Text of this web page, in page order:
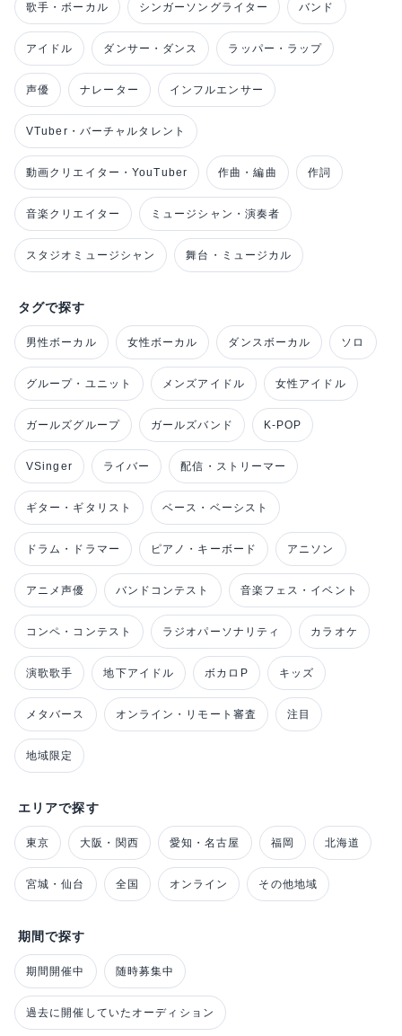
歌手・ボーカル シンガーソングライター バンド
アイドル ダンサー・ダンス ラッパー・ラップ
声優 ナレーター インフルエンサー
VTuber・バーチャルタレント
動画クリエイター・YouTuber 作曲・編曲 作詞
音楽クリエイター ミュージシャン・演奏者
スタジオミュージシャン 舞台・ミュージカル
タグで探す
男性ボーカル 女性ボーカル ダンスボーカル ソロ
グループ・ユニット メンズアイドル 女性アイドル
ガールズグループ ガールズバンド K-POP
VSinger ライバー 配信・ストリーマー
ギター・ギタリスト ベース・ベーシスト
ドラム・ドラマー ピアノ・キーボード アニソン
アニメ声優 バンドコンテスト 音楽フェス・イベント
コンペ・コンテスト ラジオパーソナリティ カラオケ
演歌歌手 地下アイドル ボカロP キッズ
メタバース オンライン・リモート審査 注目
地域限定
エリアで探す
東京 大阪・関西 愛知・名古屋 福岡 北海道
宮城・仙台 全国 オンライン その他地域
期間で探す
期間開催中 随時募集中
過去に開催していたオーディション